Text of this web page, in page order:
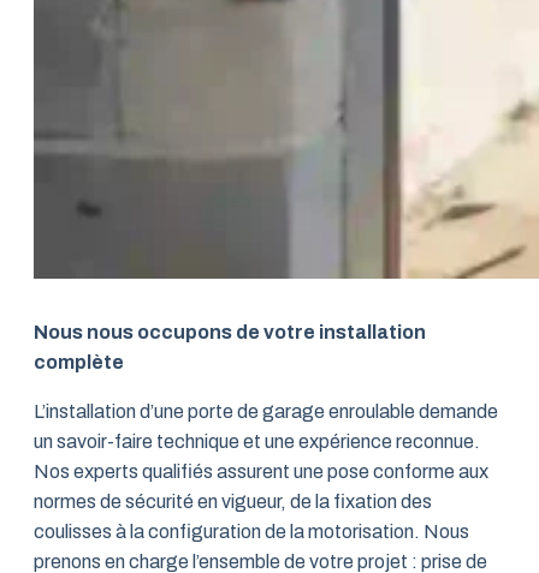
Nous nous occupons de votre installation
complète
L’installation d’une porte de garage enroulable demande
un savoir-faire technique et une expérience reconnue.
Nos experts qualifiés assurent une pose conforme aux
normes de sécurité en vigueur, de la fixation des
coulisses à la configuration de la motorisation. Nous
prenons en charge l’ensemble de votre projet : prise de